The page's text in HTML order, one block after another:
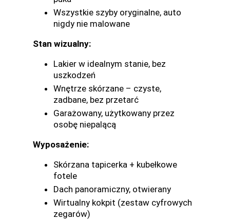
Wszystkie szyby oryginalne, auto
nigdy nie malowane
Stan wizualny:
Lakier w idealnym stanie, bez
uszkodzeń
Wnętrze skórzane – czyste,
zadbane, bez przetarć
Garażowany, użytkowany przez
osobę niepalącą
Wyposażenie:
Skórzana tapicerka + kubełkowe
fotele
Dach panoramiczny, otwierany
Wirtualny kokpit (zestaw cyfrowych
zegarów)